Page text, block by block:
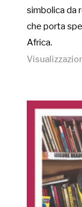
simbolica da
che porta
Africa.